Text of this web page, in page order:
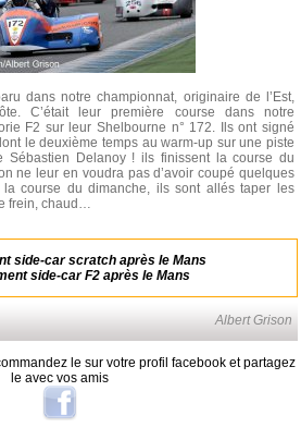
dans notre championnat, originaire de l’Est,
C’était leur première course dans notre
F2 sur leur Shelbourne n° 172. Ils ont signé
le deuxième temps au warm-up sur une piste
Sébastien Delanoy ! ils finissent la course du
ne leur en voudra pas d’avoir coupé quelques
course du dimanche, ils sont allés taper les
frein, chaud…
side-car scratch après le Mans
side-car F2 après le Mans
Albert Grison
le sur votre profil facebook et partagez
le avec vos amis